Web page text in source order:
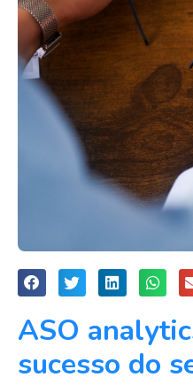
ASO
sucesso do